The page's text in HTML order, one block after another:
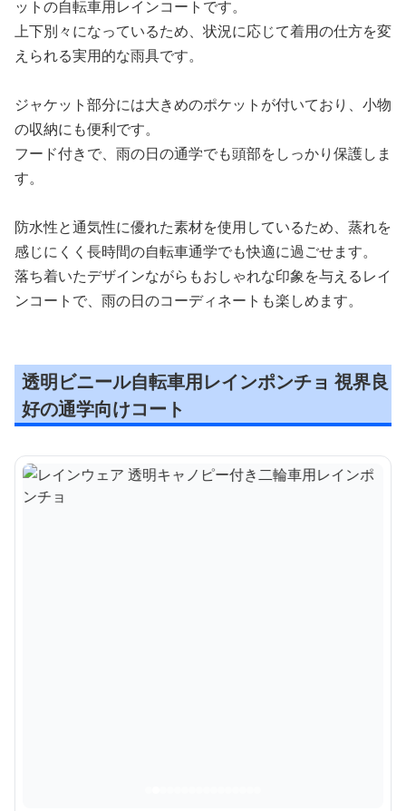
ットの自転車用レインコートです。
上下別々になっているため、状況に応じて着用の仕方を変
えられる実用的な雨具です。
ジャケット部分には大きめのポケットが付いており、小物
の収納にも便利です。
フード付きで、雨の日の通学でも頭部をしっかり保護しま
す。
防水性と通気性に優れた素材を使用しているため、蒸れを
感じにくく長時間の自転車通学でも快適に過ごせます。
落ち着いたデザインながらもおしゃれな印象を与えるレイ
ンコートで、雨の日のコーディネートも楽しめます。
透明ビニール自転車用レインポンチョ 視界良
好の通学向けコート